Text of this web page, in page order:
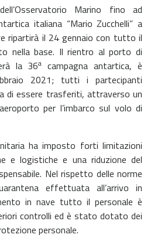
Marino fino ad
italiana “Mario Zucchelli” a
ripartirà il 24 gennaio con tutto il
nella base. Il rientro al porto di
la 36a campagna antartica, è
2021; tutti i partecipanti
di essere trasferiti, attraverso un
per l’imbarco sul volo di
ha imposto forti limitazioni
e logistiche e una riduzione del
Nel rispetto delle norme
effettuata all’arrivo in
in nave tutto il personale è
controlli ed è stato dotato dei
personale.